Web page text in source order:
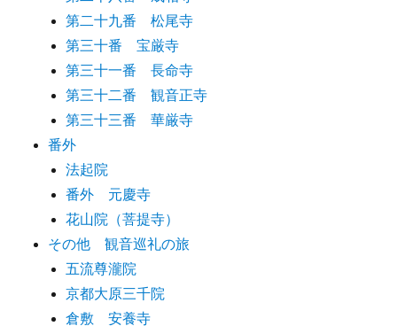
第二十九番 松尾寺
第三十番 宝厳寺
第三十一番 長命寺
第三十二番 観音正寺
第三十三番 華厳寺
番外
法起院
番外 元慶寺
花山院（菩提寺）
その他 観音巡礼の旅
五流尊瀧院
京都大原三千院
倉敷 安養寺